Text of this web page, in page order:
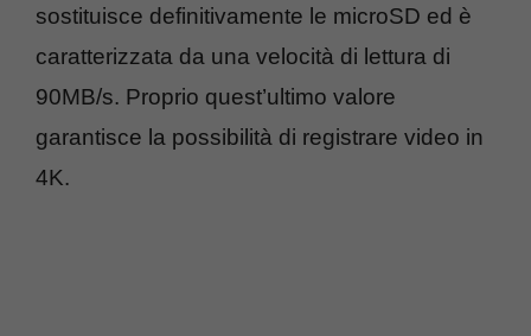
sostituisce definitivamente le microSD ed è
caratterizzata da una velocità di lettura di
90MB/s. Proprio quest’ultimo valore
garantisce la possibilità di registrare video in
4K.